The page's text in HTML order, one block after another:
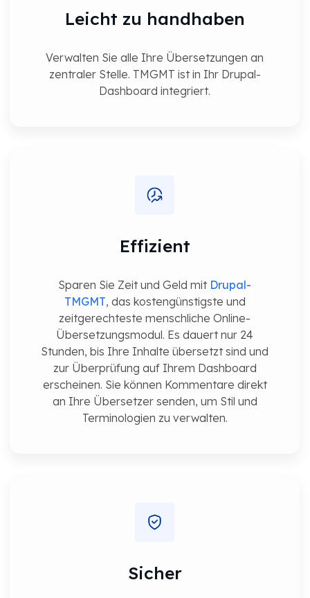
Leicht zu handhaben
Verwalten Sie alle Ihre Übersetzungen an
zentraler Stelle. TMGMT ist in Ihr Drupal-
Dashboard integriert.
Effizient
Sparen Sie Zeit und Geld mitDrupal-
TMGMT, das kostengünstigste und
zeitgerechteste menschliche Online-
Übersetzungsmodul. Es dauert nur 24
Stunden, bis Ihre Inhalte übersetzt sind und
zur Überprüfung auf Ihrem Dashboard
erscheinen. Sie können Kommentare direkt
an Ihre Übersetzer senden, um Stil und
Terminologien zu verwalten.
Sicher